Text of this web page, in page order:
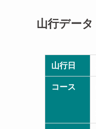
山行データ
山行日
コース